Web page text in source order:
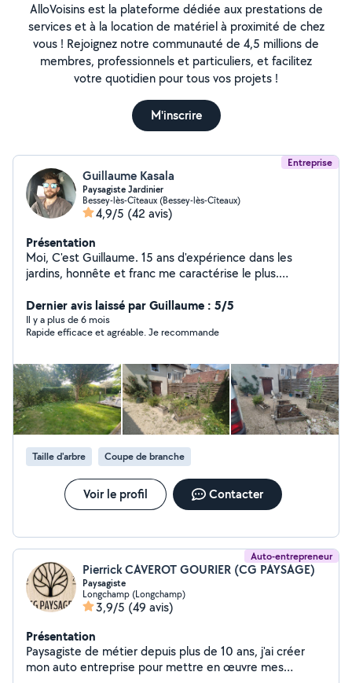
AlloVoisins est la plateforme dédiée aux prestations de
services et à la location de matériel à proximité de chez
vous ! Rejoignez notre communauté de 4,5 millions de
membres, professionnels et particuliers, et facilitez
votre quotidien pour tous vos projets !
M'inscrire
Entreprise
Guillaume Kasala
Paysagiste Jardinier
Bessey-lès-Cîteaux (Bessey-lès-Cîteaux)
4,9/5 (42 avis)
Présentation
Moi, C'est Guillaume. 15 ans d'expérience dans les
jardins, honnête et franc me caractérise le plus.
proposer mes services dans les espaces verts, mais
surtout le soin des végétaux. Je propose souvent des
alternatives pour égayer les jardins, éviter trop le
lui même. Homme a tout faire, Bricoleur et débrouillard
dans l'âme, je suis très habile de mes mains et j'aime
innover. Rendons les jardins plus colorés, plus natures,
et beaucoup plus libres. La maçonnerie paysagère est
aussi dans mes cordes, la création de bordures en fer et
de jardinière en bois sont aussi mes atouts. Hésiter pas
à me contacter, appelons nous et voyons comment
améliorer, créer, rêver de votre jardin ensemble. À
bientôt.
Dernier avis laissé par Guillaume : 5/5
Il y a plus de 6 mois
Rapide efficace et agréable. Je recommande
Taille d'arbre Coupe de branche
Voir le profil Contacter
Auto-entrepreneur
Pierrick CAVEROT GOURIER (CG PAYSAGE)
Paysagiste
Longchamp (Longchamp)
3,9/5 (49 avis)
Présentation
Paysagiste de métier depuis plus de 10 ans, j'ai créer
mon auto entreprise pour mettre en œuvre mes